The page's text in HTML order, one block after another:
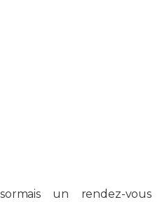
un rendez-vous